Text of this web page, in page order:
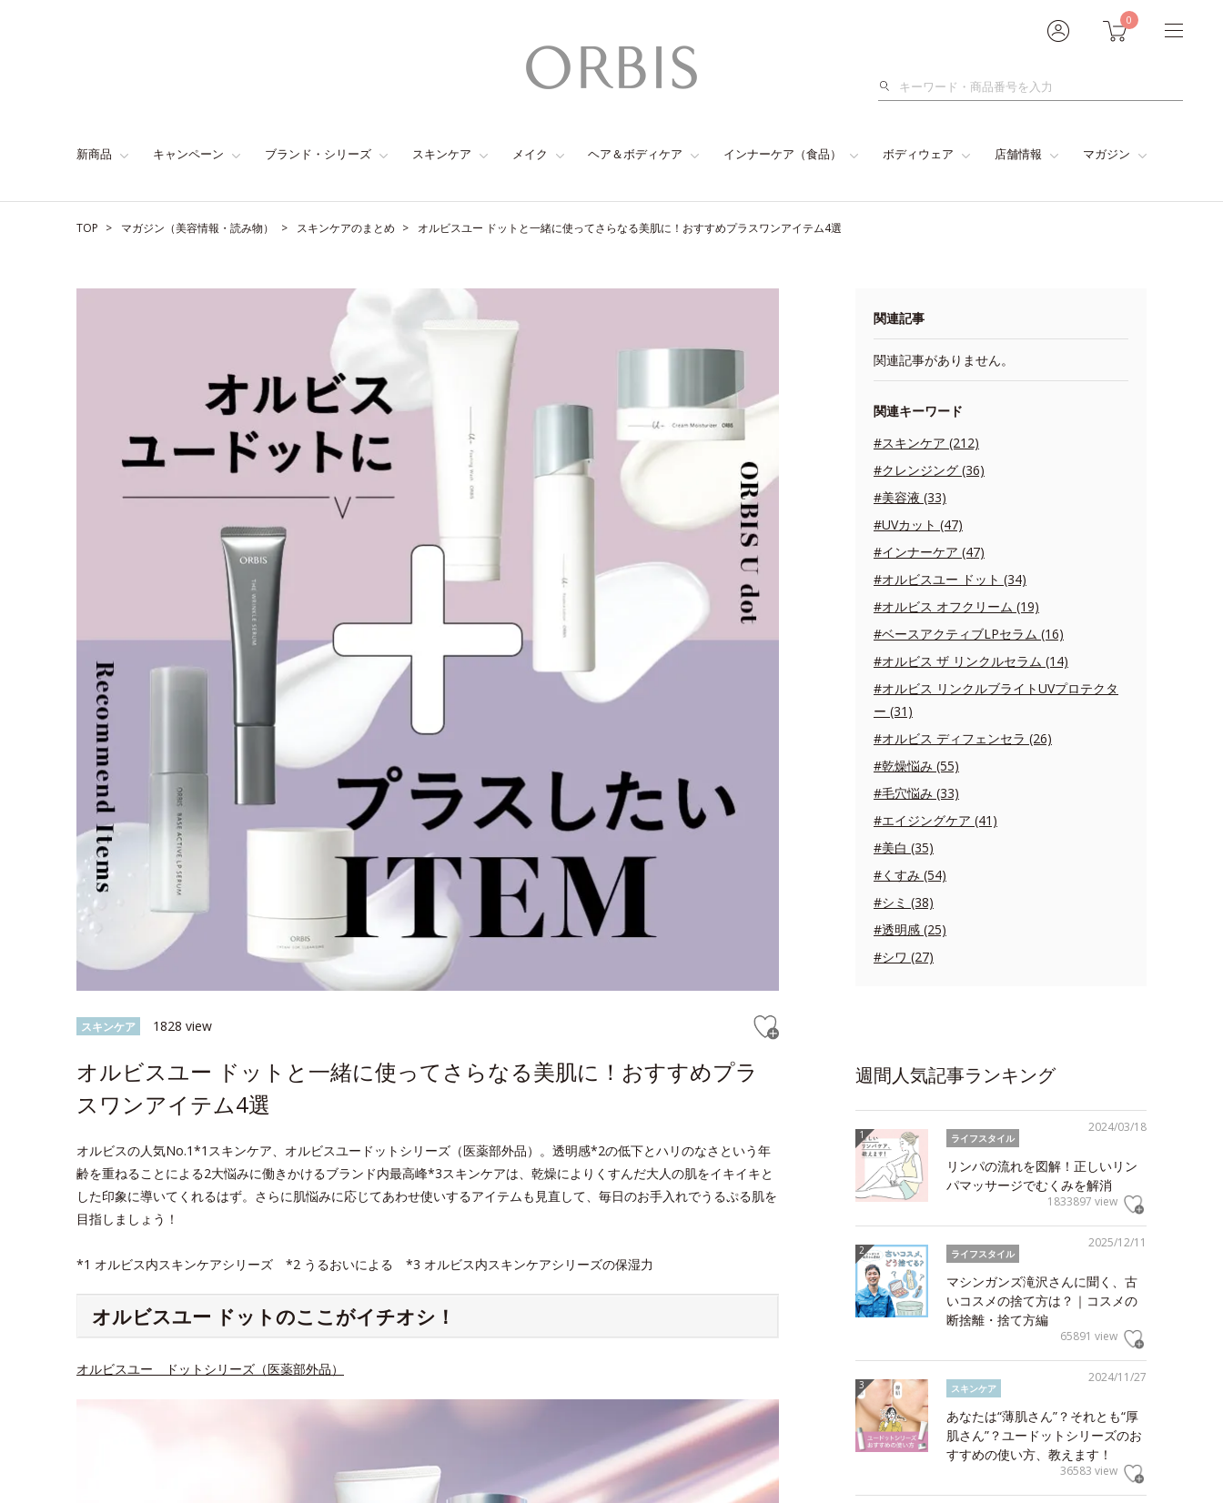
0
検
新商品 キャンペーン ブランド・シリーズ スキンケア メイク ヘア＆ボディケア インナーケア（食品） ボディウェア 店舗情報 マガジン
TOP マガジン（美容情報・読み物） スキンケアのまとめ オルビスユー ドットと一緒に使ってさらなる美肌に！おすすめプラスワンアイテム4選
スキンケア 1828 view
オルビスユー ドットと一緒に使ってさらなる美肌に！おすすめプラ
スワンアイテム4選
オルビスの人気No.1*1スキンケア、オルビスユードットシリーズ（医薬部外品）。透明感*2の低下とハリのなさという年
齢を重ねることによる2大悩みに働きかけるブランド内最高峰*3スキンケアは、乾燥によりくすんだ大人の肌をイキイキと
した印象に導いてくれるはず。さらに肌悩みに応じてあわせ使いするアイテムも見直して、毎日のお手入れでうるぷる肌を
目指しましょう！
*1 オルビス内スキンケアシリーズ *2 うるおいによる *3 オルビス内スキンケアシリーズの保湿力
オルビスユー ドットのここがイチオシ！
オルビスユー ドットシリーズ（医薬部外品）
関連記事
関連記事がありません。
関連キーワード
#スキンケア (212)
#クレンジング (36)
#美容液 (33)
#UVカット (47)
#インナーケア (47)
#オルビスユー ドット (34)
#オルビス オフクリーム (19)
#ベースアクティブLPセラム (16)
#オルビス ザ リンクルセラム (14)
#オルビス リンクルブライトUVプロテクタ
ー (31)
#オルビス ディフェンセラ (26)
#乾燥悩み (55)
#毛穴悩み (33)
#エイジングケア (41)
#美白 (35)
#くすみ (54)
#シミ (38)
#透明感 (25)
#シワ (27)
週間人気記事ランキング
2024/03/18
ライフスタイル
リンパの流れを図解！正しいリン
パマッサージでむくみを解消
1833897 view
2025/12/11
ライフスタイル
マシンガンズ滝沢さんに聞く、古
いコスメの捨て方は？｜コスメの
断捨離・捨て方編
65891 view
2024/11/27
スキンケア
あなたは“薄肌さん”？それとも“厚
肌さん”？ユードットシリーズのお
すすめの使い方、教えます！
36583 view